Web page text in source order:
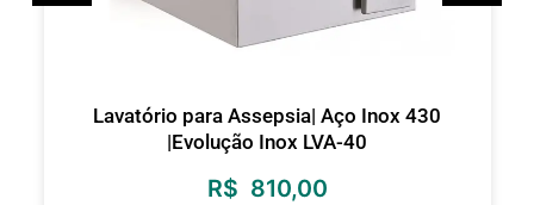
Lavatório para Assepsia| Aço Inox 430
|Evolução Inox LVA-40
R$ 810,00